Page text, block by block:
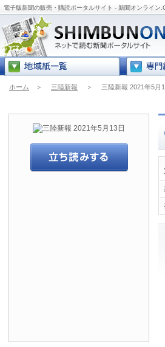
電子版新聞の販売・購読ポータルサイト - 新聞オンライン
ホーム ＞ 三陸新報 ＞ 三陸新報 2021年5月